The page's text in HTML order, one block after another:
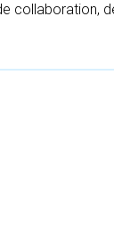
collaboration,